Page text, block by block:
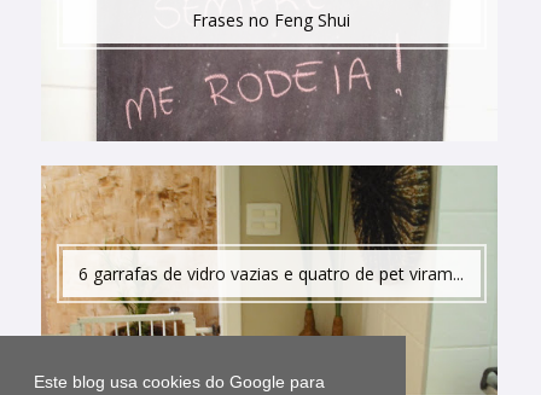
Este blog usa cookies do Google para
Frases no Feng Shui
6 garrafas de vidro vazias e quatro de pet viram...